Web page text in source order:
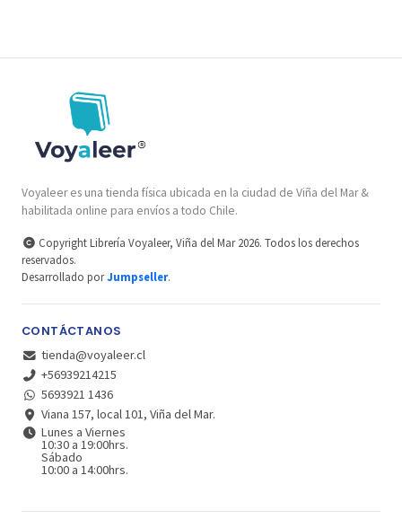
Voyaleer es una tienda física ubicada en la ciudad de Viña del Mar &
habilitada online para envíos a todo Chile.
Copyright Librería Voyaleer, Viña del Mar 2026. Todos los derechos
reservados.
Desarrollado porJumpseller.
CONTÁCTANOS
tienda@voyaleer.cl
+56939214215
5693921 1436
Viana 157, local 101, Viña del Mar.
Lunes a Viernes
10:30 a 19:00hrs.
Sábado
10:00 a 14:00hrs.